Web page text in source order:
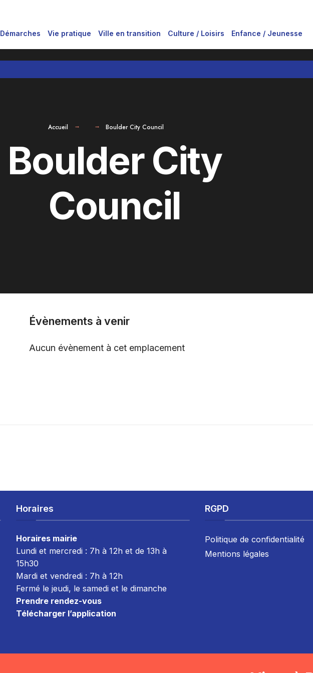
Démarches Vie pratique Ville en transition Culture / Loisirs Enfance / Jeunesse
Accueil Boulder City Council
Boulder City
Council
Évènements à venir
Aucun évènement à cet emplacement
Horaires
Horaires mairie
Lundi et mercredi : 7h à 12h et de 13h à
15h30
Mardi et vendredi : 7h à 12h
Fermé le jeudi, le samedi et le dimanche
Prendre rendez-vous
Télécharger l’application
RGPD
Politique de confidentialité
Mentions légales